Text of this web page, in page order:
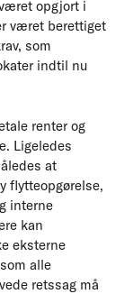
opgjort i
været berettiget
som
indtil nu
renter og
Ligeledes
at
flytteopgørelse,
interne
kan
eksterne
alle
retssag må